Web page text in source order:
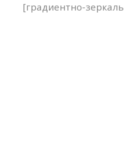
[градиентно-